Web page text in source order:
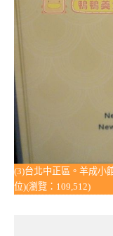
(3)台北中正區。羊成小
位)(瀏覽：109,512)